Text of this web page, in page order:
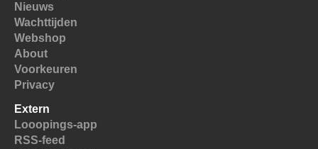
Nieuws
Wachttijden
Webshop
About
Voorkeuren
Privacy
Extern
Looopings-app
RSS-feed